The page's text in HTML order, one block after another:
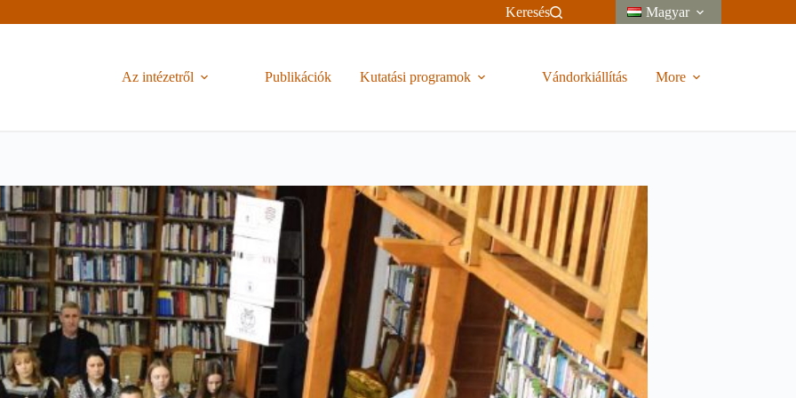
Keresés Magyar
Az intézetről Publikációk Kutatási programok Vándorkiállítás More